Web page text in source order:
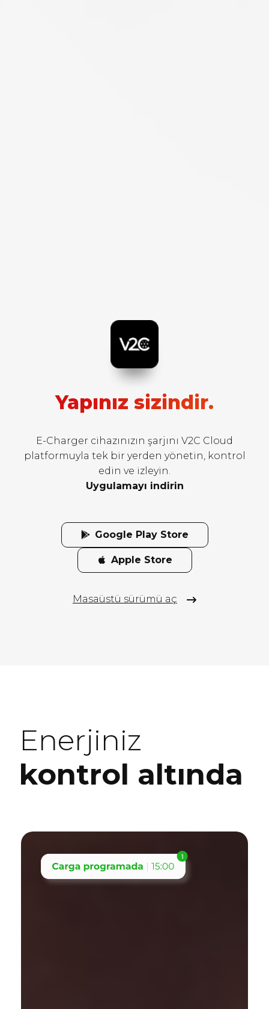
Yapınız sizindir.
E-Charger cihazınızın şarjını V2C Cloud
platformuyla tek bir yerden yönetin, kontrol
edin ve izleyin.
Uygulamayı indirin
Google Play Store
Apple Store
Masaüstü sürümü aç
Enerjiniz
kontrol altında